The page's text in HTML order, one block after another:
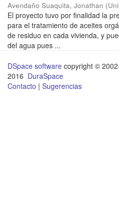
Avendaño Suaquita, Jonathan (
El proyecto tuvo por finalidad la
para el tratamiento de aceites
de residuo en cada vivienda, y
del agua pues ...
DSpace software copyright ©
2016 DuraSpace
Contacto | Sugerencias